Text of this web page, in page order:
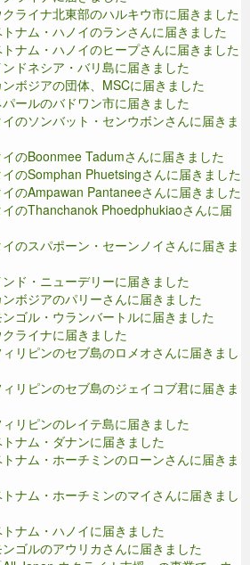
ライナ北東部のハルキウ市に届きました
ナム・ハノイのランさんに届きました
ナム・ハノイのヒープさんに届きました
ドネシア・バリ島に届きました
ボジアの団体、MSCに届きました
ールのバドワン市に届きました
のソンバット・センウボンさんに届きま
のBoonmee Tadumさんに届きました
のSomphan Phuetsingさんに届きました
のAmpawan Pantaneeさんに届きました
イのThanchanok Phoedphukiaoさんに届
のスパポーン・セーンノイさんに届きま
ド・ニューデリーに届きました
ボジアのパリーさんに届きました
ゴル・ウランバートルに届きました
ライナに届きました
リピンのセブ島のロメオさんに届きまし
リピンのセブ島のジェイコブ君に届きま
リピンのレイテ島に届きました
ナム・ダナンに届きました
ナム・ホーチミンのローンさんに届きま
ナム・ホーチミンのマイさんに届きまし
ナム・ハノイに届きました
ゴルのアウリカさんに届きました